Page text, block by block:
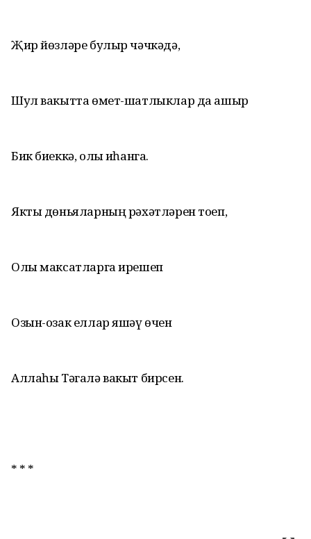
Җир йөзләре булыр чәчкәдә,
Шул вакытта өмет-шатлыклар да ашыр
Бик биеккә, олы җиһанга.
Якты дөньяларның рәхәтләрен тоеп,
Олы максатларга ирешеп
Озын-озак еллар яшәү өчен
Аллаһы Тәгалә вакыт бирсен.
* * *